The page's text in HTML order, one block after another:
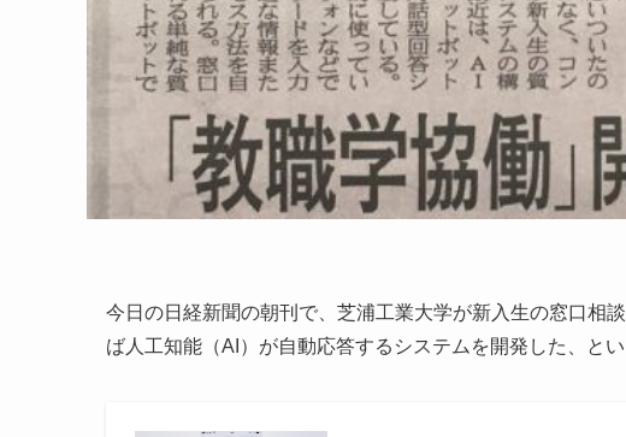
今日の日経新聞の朝刊で、芝浦工業大学が新入生の窓口相
ば人工知能（AI）が自動応答するシステムを開発した、とい